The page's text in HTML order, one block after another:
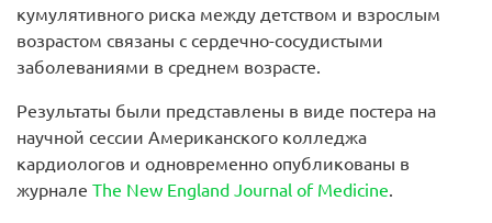
кумулятивного риска между детством и взрослым
возрастом связаны с сердечно-сосудистыми
заболеваниями в среднем возрасте.
Результаты были представлены в виде постера на
научной сессии Американского колледжа
кардиологов и одновременно опубликованы в
журнале The New England Journal of Medicine.